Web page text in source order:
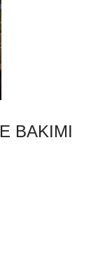
BAKIMI